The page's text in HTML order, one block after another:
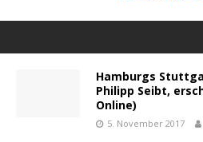
Hamburgs
Philipp Seibt,
Online)
5. November 2017